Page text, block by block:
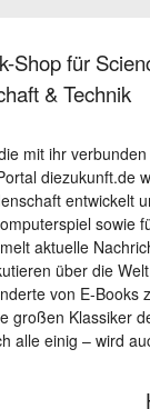
Shop für
& Technik
mit ihr
diezukunft.de
entwickelt
sowie
aktuelle
über die
von E-Books
großen Klassiker
alle einig – wird